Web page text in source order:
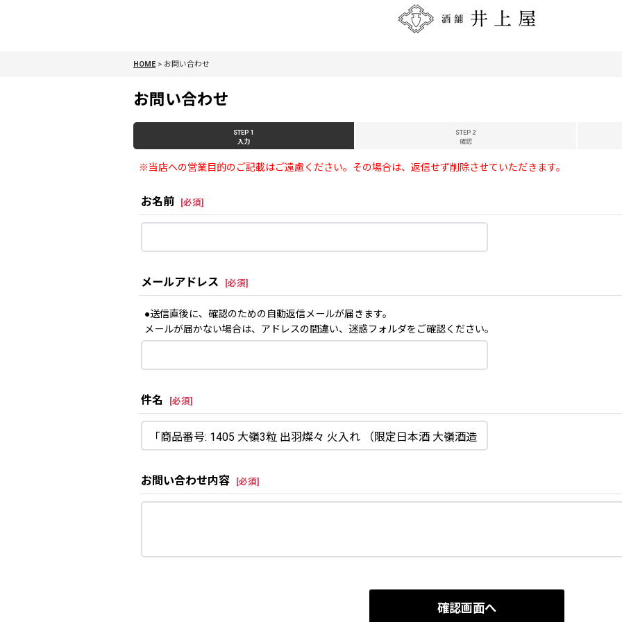
HOME > お問い合わせ
お問い合わせ
STEP 1
入力
STEP 2
確認
※当店への営業目的のご記載はご遠慮ください。その場合は、返信せず削除させていただきます。
お名前 [必須]
メールアドレス [必須]
●送信直後に、確認のための自動返信メールが届きます。
メールが届かない場合は、アドレスの間違い、迷惑フォルダをご確認ください。
件名 [必須]
お問い合わせ内容 [必須]
確認画面へ